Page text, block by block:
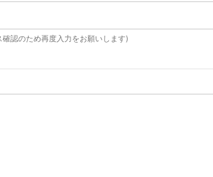
確認のため再度入力をお願いします)